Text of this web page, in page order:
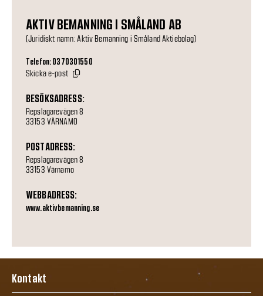
AKTIV BEMANNING I SMÅLAND AB
(Juridiskt namn: Aktiv Bemanning i Småland Aktiebolag)
Telefon: 0370301550
Skicka e-post
BESÖKSADRESS:
Repslagarevägen 8
33153 VÄRNAMO
POSTADRESS:
Repslagarevägen 8
33153 Värnamo
WEBBADRESS:
www.aktivbemanning.se
Kontakt